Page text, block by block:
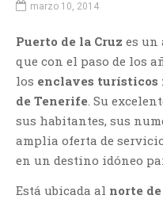
marzo 10, 2014
Puerto de la Cruz es un
que con el paso de los
los enclaves turísticos
de Tenerife. Su
sus habitantes, sus
amplia oferta de
en un destino idóneo
Está ubicada al norte